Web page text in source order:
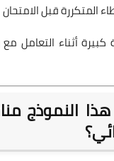
المتكررة قبل الامتحان
أثناء التعامل
هذا النموذج